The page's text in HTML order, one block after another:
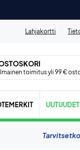
Lahjakortti
Ilmainen toimitus yli 99 €
UUTUUDET